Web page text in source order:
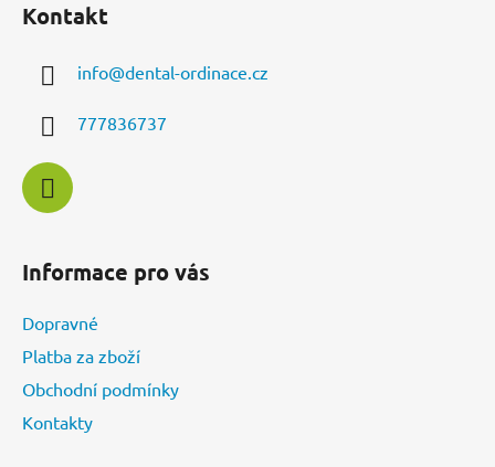
Kontakt
info@dental-ordinace.cz
777836737
Informace pro vás
Dopravné
Platba za zboží
Obchodní podmínky
Kontakty